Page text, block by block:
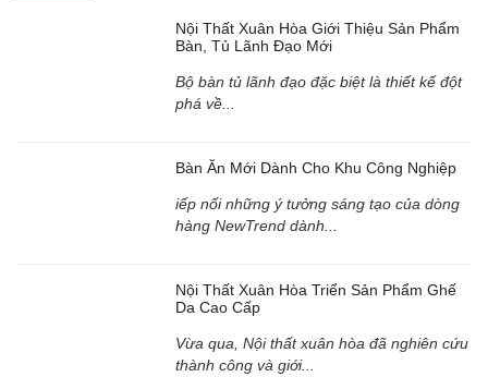
Nội Thất Xuân Hòa Giới Thiệu Sản Phẩm
Bàn, Tủ Lãnh Đạo Mới
Bộ bàn tủ lãnh đạo đặc biệt là thiết kế đột
phá về...
Bàn Ăn Mới Dành Cho Khu Công Nghiệp
iếp nối những ý tưởng sáng tạo của dòng
hàng NewTrend dành...
Nội Thất Xuân Hòa Triển Sản Phẩm Ghế
Da Cao Cấp
Vừa qua, Nội thất xuân hòa đã nghiên cứu
thành công và giới...